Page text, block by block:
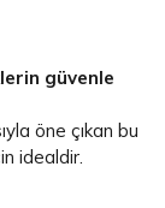
güvenle
öne çıkan bu
idealdir.